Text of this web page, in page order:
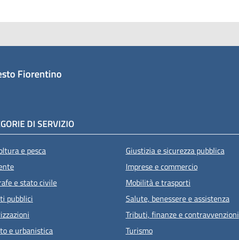
Fiorentino
DI SERVIZIO
e pesca
e stato civile
pubblici
e urbanistica
Giustizia e sicurezza pubblica
Imprese e commercio
Mobilità e trasporti
Salute, benessere e assistenza
Tributi, finanze e contravvenzioni
Turismo